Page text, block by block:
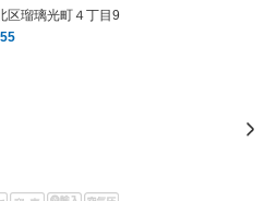
区瑠璃光町４丁目9